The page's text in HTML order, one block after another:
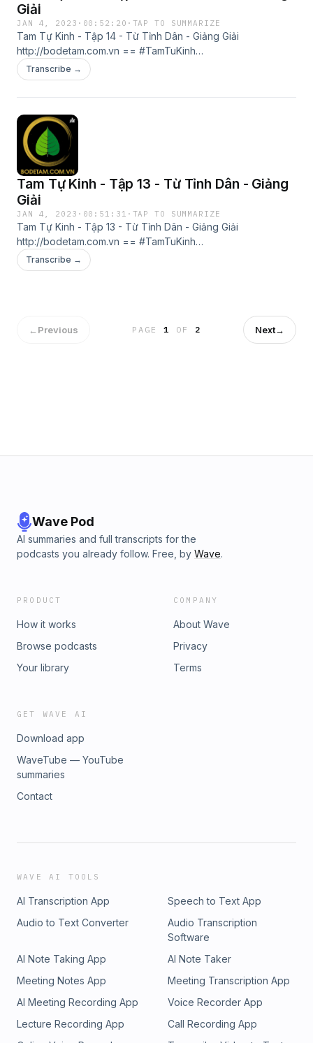
Giải
JAN 4, 2023 · 00:52:20 · TAP TO SUMMARIZE
Tam Tự Kinh - Tập 14 - Từ Tỉnh Dân - Giảng Giải
http://bodetam.com.vn == #TamTuKinh
#TamTuKinhGiangGiai #TamTựKinh #TamTựKinhGiảngGiải
#VươngỨngLân #Từ Tỉnh Dân #TuTinhDan #BoDeTam
Transcribe →
Tam Tự Kinh - Tập 13 - Từ Tỉnh Dân - Giảng
Giải
JAN 4, 2023 · 00:51:31 · TAP TO SUMMARIZE
Tam Tự Kinh - Tập 13 - Từ Tỉnh Dân - Giảng Giải
http://bodetam.com.vn == #TamTuKinh
#TamTuKinhGiangGiai #TamTựKinh #TamTựKinhGiảngGiải
#VươngỨngLân #Từ Tỉnh Dân #TuTinhDan #BoDeTam
Transcribe →
←Previous PAGE1 OF 2 Next→
Wave Pod
AI summaries and full transcripts for the
podcasts you already follow. Free, by Wave.
PRODUCT
How it works
Browse podcasts
Your library
COMPANY
About Wave
Privacy
Terms
GET WAVE AI
Download app
WaveTube — YouTube
summaries
Contact
WAVE AI TOOLS
AI Transcription App
Speech to Text App
Audio to Text Converter
Audio Transcription
Software
AI Note Taking App
AI Note Taker
Meeting Notes App
Meeting Transcription App
AI Meeting Recording App
Voice Recorder App
Lecture Recording App
Call Recording App